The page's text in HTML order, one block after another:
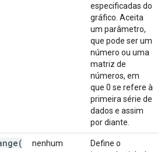
especificadas do
gráfico. Aceita
um parâmetro,
que pode ser um
número ou uma
matriz de
números, em
que 0 se refere à
primeira série de
dados e assim
por diante.
nenhum
Define o